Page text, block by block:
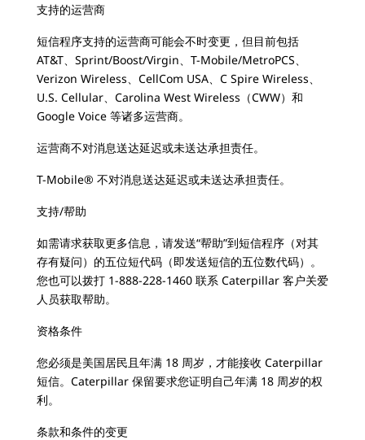
支持的运营商
短信程序支持的运营商可能会不时变更，但目前包括
AT&T、Sprint/Boost/Virgin、T-Mobile/MetroPCS、
Verizon Wireless、CellCom USA、C Spire Wireless、
U.S. Cellular、Carolina West Wireless（CWW）和
Google Voice 等诸多运营商。
运营商不对消息送达延迟或未送达承担责任。
T-Mobile® 不对消息送达延迟或未送达承担责任。
支持/帮助
如需请求获取更多信息，请发送“帮助”到短信程序（对其
存有疑问）的五位短代码（即发送短信的五位数代码）。
您也可以拨打 1-888-228-1460 联系 Caterpillar 客户关爱
人员获取帮助。
资格条件
您必须是美国居民且年满 18 周岁，才能接收 Caterpillar
短信。Caterpillar 保留要求您证明自己年满 18 周岁的权
利。
条款和条件的变更